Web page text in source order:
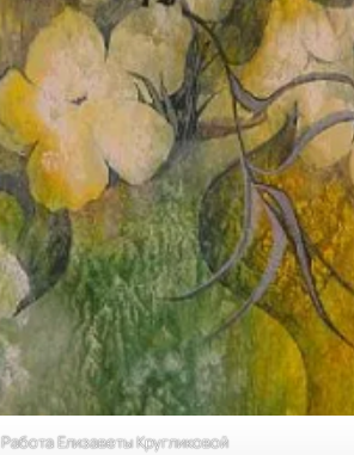
Работа Елизаветы Кругликовой